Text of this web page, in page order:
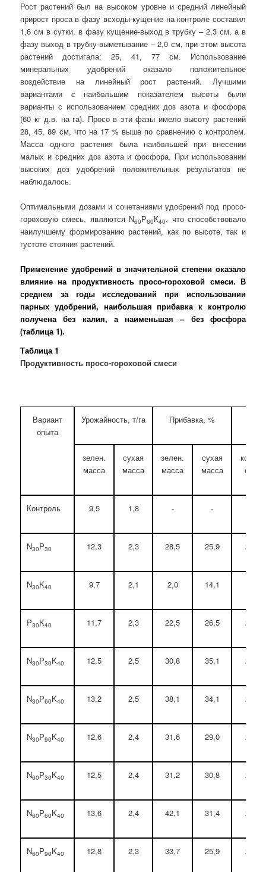
Рост растений был на высоком уровне и средний линейный
прирост проса в фазу всходы-кущение на контроле составил
1,6 см в сутки, в фазу кущение-выход в трубку – 2,3 см, а в
фазу выход в трубку-выметывание – 2,0 см, при этом высота
растений достигала: 25, 41, 77 см. Использование
минеральных удобрений оказало положительное
воздействие на линейный рост растений. Лучшими
вариантами с наибольшим показателем высоты были
варианты с использованием средних доз азота и фосфора
(60 кг д.в. на га). Просо в эти фазы имело высоту растений
28, 45, 89 см, что на 17 % выше по сравнению с контролем.
Масса одного растения была наибольшей при внесении
малых и средних доз азота и фосфора. При использовании
высоких доз удобрений положительных результатов не
наблюдалось.
Оптимальными дозами и сочетаниями удобрений под просо-
гороховую смесь, являются N60Р60К40, что способствовало
наилучшему формированию растений, как по высоте, так и
густоте стояния растений.
Применение удобрений в значительной степени оказало
влияние на продуктивность просо-гороховой смеси. В
среднем за годы исследований при использовании
парных удобрений, наибольшая прибавка к контролю
получена без калия, а наименьшая – без фосфора
(таблица 1).
Таблица 1
Продуктивность просо-гороховой смеси
Вариант
опыта
Урожайность, т/га Прибавка, %
зелен.
масса
сухая
масса
зелен.
масса
сухая
масса
корм.
ед.
Контроль 9,5 1,8 - -
N30P30 12,3 2,3 28,5 25,9 2,1
N30K40 9,7 2,1 2,0 14,1
P30K40 11,7 2,3 22,5 26,5 2,1
N30P30K40 12,5 2,5 30,8 35,1 2,3
N30P60K40 13,2 2,5 38,1 34,1 2,2
N30P90K40 12,6 2,4 31,6 29,0 2,2
N60P30K40 12,5 2,4 31,2 30,8 2,3
N60P60K40 13,6 2,4 42,1 31,4 2,3
N60P90K40 12,8 2,3 33,7 25,9 2,2